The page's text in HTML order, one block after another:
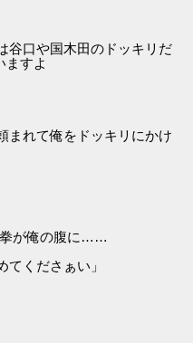
口や国木田のドッキリだ
すよ
まれて俺をドッキリにかけ
が俺の腹に……
くださぁい」